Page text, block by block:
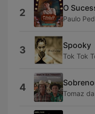
2 O
Paulo
3 Spooky
Tok Tok
4 Tomaz